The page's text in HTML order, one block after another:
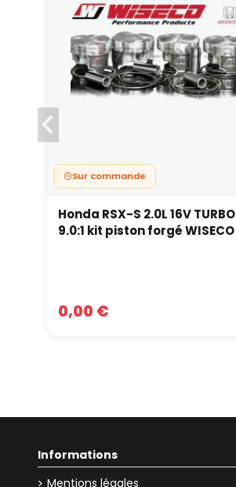
Sur commande
Honda RSX-S 2.0L 16V TURBO
9.0:1 kit piston forgé WISECO
0,00 €
Informations
Mentions légales